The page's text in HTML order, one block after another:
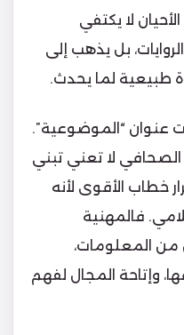
لا يكتفي
بل يذهب إلى
طبيعية لما يحدث.
عنوان “الموضوعية”.
لا تعني تبني
خطاب الأقوى لأنه
فالمهنية
من المعلومات،
وإتاحة المجال لفهم